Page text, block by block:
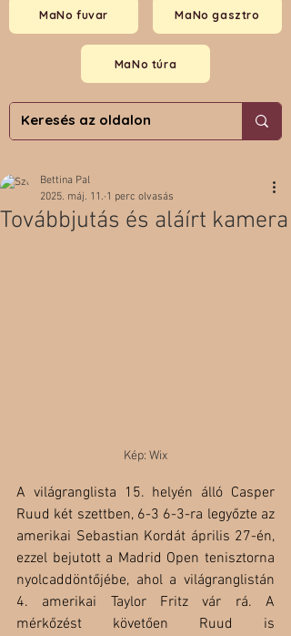
MaNo fuvar MaNo gasztro
MaNo túra
Továbbjutás és aláírt kamera
Bettina Pal
2025. máj. 11. 1 perc olvasás
Kép: Wix
A világranglista 15. helyén álló Casper
Ruud két szettben, 6-3 6-3-ra legyőzte az
amerikai Sebastian Kordát április 27-én,
ezzel bejutott a Madrid Open tenisztorna
nyolcaddöntőjébe, ahol a világranglistán
4. amerikai Taylor Fritz vár rá. A
mérkőzést követően Ruud is